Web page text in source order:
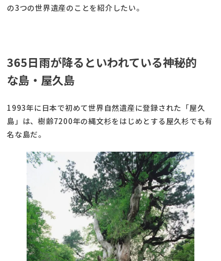
の3つの世界遺産のことを紹介したい。
365日雨が降るといわれている神秘的
な島・屋久島
1993年に日本で初めて世界自然遺産に登録された「屋久
島」は、樹齢7200年の縄文杉をはじめとする屋久杉でも有
名な島だ。